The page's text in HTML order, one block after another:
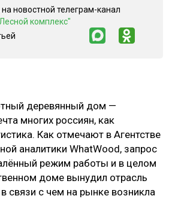
деревянный дом —
многих россиян, как
Как отмечают в Агентстве
аналитики WhatWood, запрос
режим работы и в целом
доме вынудил отрасль
связи с чем на рынке возникла
новостной телеграм-канал
комплекс"